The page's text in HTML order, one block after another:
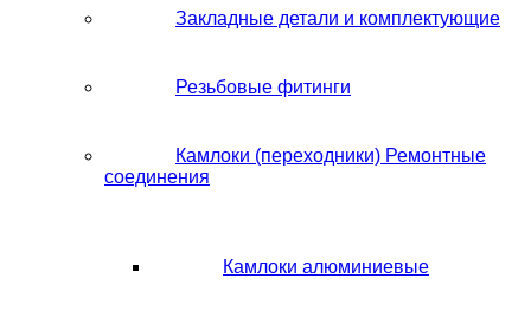
Закладные детали и комплектующие
Резьбовые фитинги
Камлоки (переходники) Ремонтные
соединения
Камлоки алюминиевые